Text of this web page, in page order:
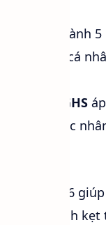
ban hành
tổ chức, cá
theo GHS
cấp 1, tác
mục 2026 giúp
bị, tránh